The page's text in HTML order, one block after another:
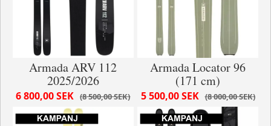
Armada ARV 112
2025/2026
8 500,00 SEK
6 800,00 SEK
Armada Locator 96
(171 cm)
8 000,00 SEK
5 500,00 SEK